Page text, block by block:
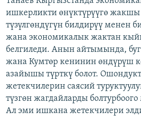
ишкерликти өнүктүрүүгө
түзүлгөндүгүн билдирүү менен
жана экономикалык жактан
белгиледи. Анын айтымында,
жана Кумтөр кенинин өндүрүш
азайышы түрткү болот.
жетекчилерин саясий
түзгөн жагдайларды
Ал эми ишкана жетекчилери